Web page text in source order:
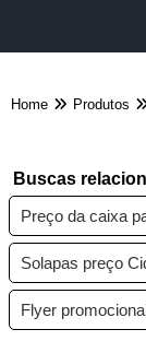
Home Produtos
Buscas
Preço da caixa
Solapas preço
Flyer